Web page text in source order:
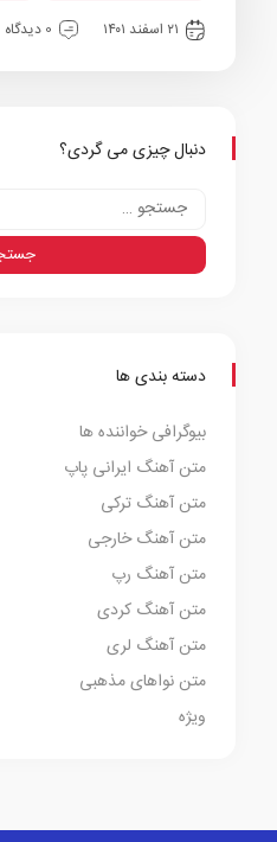
۲۱ اسفند ۱۴۰۱
0 دیدگاه
دنبال چیزی می گردی؟
دسته بندی ها
بیوگرافی خواننده ها
متن آهنگ ایرانی پاپ
متن آهنگ ترکی
متن آهنگ خارجی
متن آهنگ رپ
متن آهنگ کردی
متن آهنگ لری
متن نواهای مذهبی
ویژه